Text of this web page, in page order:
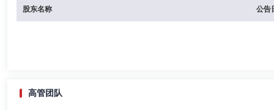
股东名称 公告
高管团队